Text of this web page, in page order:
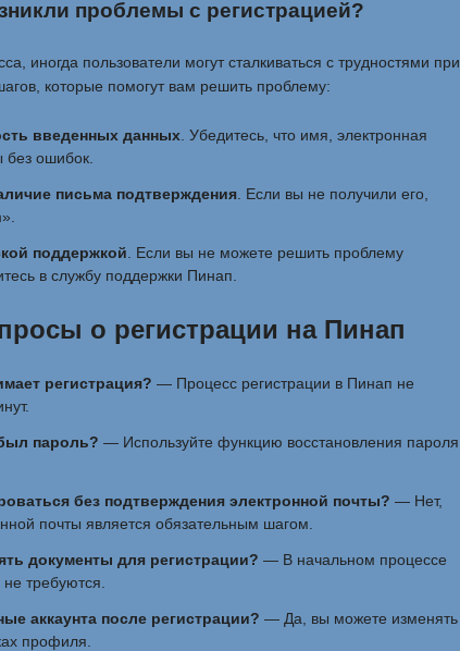
проблемы с регистрацией?
иногда пользователи могут сталкиваться с трудностями при
которые помогут вам решить проблему:
введенных данных. Убедитесь, что имя, электронная
без ошибок.
письма подтверждения. Если вы не получили его,
поддержкой . Если вы не можете решить проблему
в службу поддержки Пинап.
о регистрации на Пинап
регистрация? — Процесс регистрации в Пинап не
пароль? — Используйте функцию восстановления пароля
без подтверждения электронной почты? — Нет,
почты является обязательным шагом.
документы для регистрации? — В начальном процессе
требуются.
аккаунта после регистрации? — Да, вы можете изменять
профиля.